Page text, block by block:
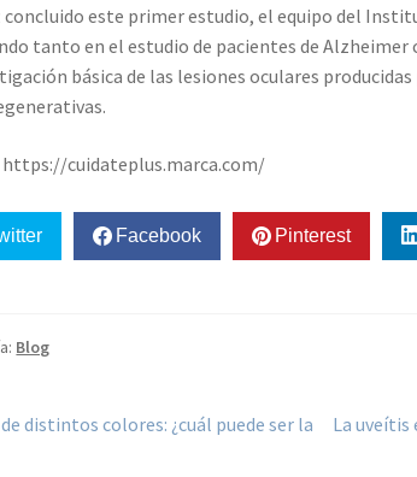
concluido este primer estudio, el equipo del
tanto en el estudio de pacientes de Alzheimer
básica de las lesiones oculares
https://cuidateplus.marca.com/
Facebook Pinterest
Blog
distintos colores: ¿cuál puede ser la
Siguiente:
La